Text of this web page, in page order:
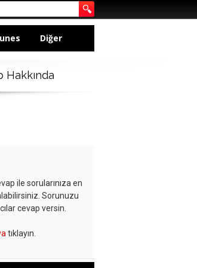
Diğer
Hakkında
ile sorularınıza en
Sorunuzu
cevap versin.
tıklayın.